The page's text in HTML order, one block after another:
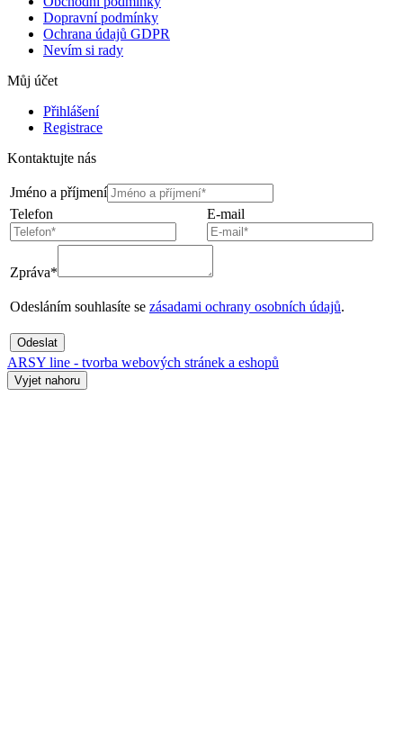
Dopravní podmínky
Ochrana údajů GDPR
Nevím si rady
Můj účet
Přihlášení
Registrace
Kontaktujte nás
Jméno a příjmení
Telefon
E-mail
Zpráva*
Odesláním souhlasíte se zásadami ochrany osobních údajů.
Odeslat
ARSY line - tvorba webových stránek a eshopů
Vyjet nahoru